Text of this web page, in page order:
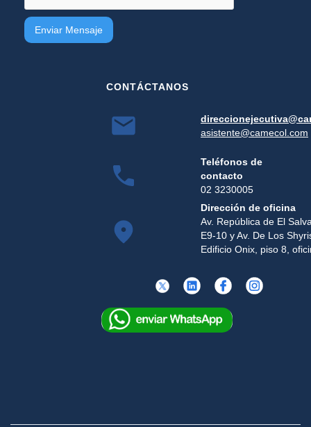
CONTÁCTANOS
asistente@camecol.com
Teléfonos de
contacto
02 3230005
Dirección de oficina
Av. República de El
E9-10 y Av. De Los
Edificio Onix, piso 8,